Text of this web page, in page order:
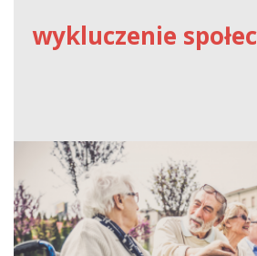
wykluczenie